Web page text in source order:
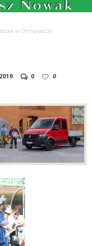
w Olimpiadzie
0 0